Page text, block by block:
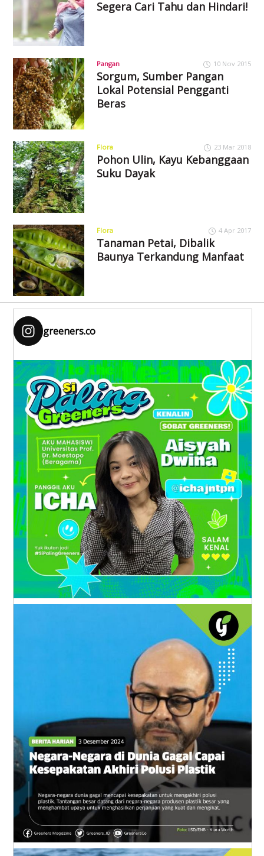
Segera Cari Tahu dan Hindari!
Pangan 10 Nov 2015
Sorgum, Sumber Pangan
Lokal Potensial Pengganti
Beras
Flora 23 Mar 2018
Pohon Ulin, Kayu Kebanggaan
Suku Dayak
Flora 4 Apr 2017
Tanaman Petai, Dibalik
Baunya Terkandung Manfaat
greeners.co